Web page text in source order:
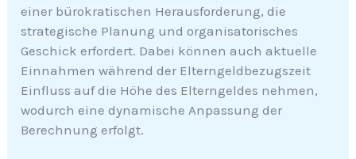
einer bürokratischen Herausforderung, die
strategische Planung und organisatorisches
Geschick erfordert. Dabei können auch aktuelle
Einnahmen während der Elterngeldbezugszeit
Einfluss auf die Höhe des Elterngeldes nehmen,
wodurch eine dynamische Anpassung der
Berechnung erfolgt.